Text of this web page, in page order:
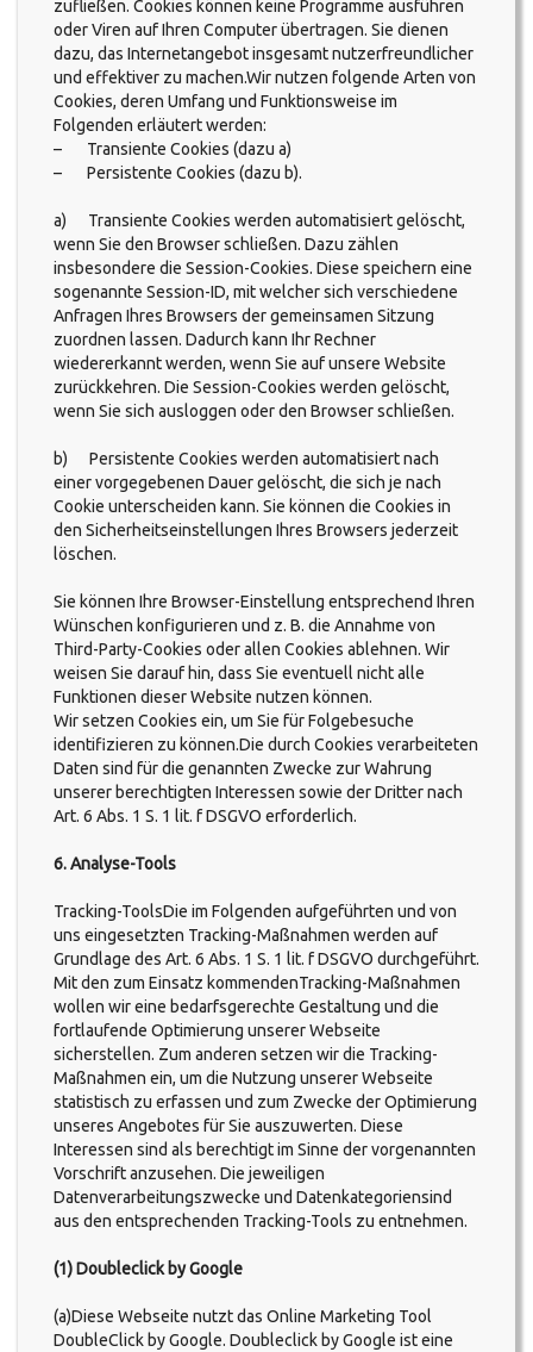
zufließen. Cookies können keine Programme ausführen
oder Viren auf Ihren Computer übertragen. Sie dienen
dazu, das Internetangebot insgesamt nutzerfreundlicher
und effektiver zu machen.Wir nutzen folgende Arten von
Cookies, deren Umfang und Funktionsweise im
Folgenden erläutert werden:
– Transiente Cookies (dazu a)
– Persistente Cookies (dazu b).
a) Transiente Cookies werden automatisiert gelöscht,
wenn Sie den Browser schließen. Dazu zählen
insbesondere die Session-Cookies. Diese speichern eine
sogenannte Session-ID, mit welcher sich verschiedene
Anfragen Ihres Browsers der gemeinsamen Sitzung
zuordnen lassen. Dadurch kann Ihr Rechner
wiedererkannt werden, wenn Sie auf unsere Website
zurückkehren. Die Session-Cookies werden gelöscht,
wenn Sie sich ausloggen oder den Browser schließen.
b) Persistente Cookies werden automatisiert nach
einer vorgegebenen Dauer gelöscht, die sich je nach
Cookie unterscheiden kann. Sie können die Cookies in
den Sicherheitseinstellungen Ihres Browsers jederzeit
löschen.
Sie können Ihre Browser-Einstellung entsprechend Ihren
Wünschen konfigurieren und z. B. die Annahme von
Third-Party-Cookies oder allen Cookies ablehnen. Wir
weisen Sie darauf hin, dass Sie eventuell nicht alle
Funktionen dieser Website nutzen können.
Wir setzen Cookies ein, um Sie für Folgebesuche
identifizieren zu können.Die durch Cookies verarbeiteten
Daten sind für die genannten Zwecke zur Wahrung
unserer berechtigten Interessen sowie der Dritter nach
Art. 6 Abs. 1 S. 1 lit. f DSGVO erforderlich.
6. Analyse-Tools
Tracking-ToolsDie im Folgenden aufgeführten und von
uns eingesetzten Tracking-Maßnahmen werden auf
Grundlage des Art. 6 Abs. 1 S. 1 lit. f DSGVO durchgeführt.
Mit den zum Einsatz kommendenTracking-Maßnahmen
wollen wir eine bedarfsgerechte Gestaltung und die
fortlaufende Optimierung unserer Webseite
sicherstellen. Zum anderen setzen wir die Tracking-
Maßnahmen ein, um die Nutzung unserer Webseite
statistisch zu erfassen und zum Zwecke der Optimierung
unseres Angebotes für Sie auszuwerten. Diese
Interessen sind als berechtigt im Sinne der vorgenannten
Vorschrift anzusehen. Die jeweiligen
Datenverarbeitungszwecke und Datenkategoriensind
aus den entsprechenden Tracking-Tools zu entnehmen.
(1) Doubleclick by Google
(a)Diese Webseite nutzt das Online Marketing Tool
DoubleClick by Google. Doubleclick by Google ist eine